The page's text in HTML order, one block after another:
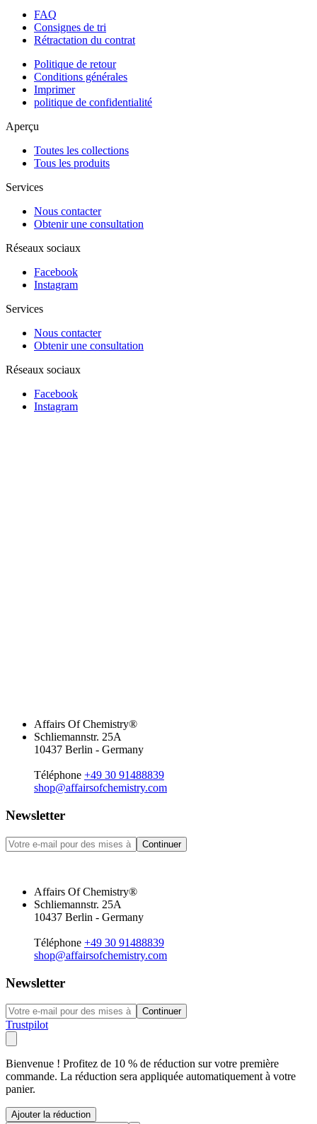
FAQ
Consignes de tri
Rétractation du contrat
Politique de retour
Conditions générales
Imprimer
politique de confidentialité
Aperçu
Toutes les collections
Tous les produits
Services
Nous contacter
Obtenir une consultation
Réseaux sociaux
Facebook
Instagram
Services
Nous contacter
Obtenir une consultation
Réseaux sociaux
Facebook
Instagram
Affairs Of Chemistry®
Schliemannstr. 25A
10437 Berlin - Germany
Téléphone +49 30 91488839
shop@affairsofchemistry.com
Newsletter
Continuer
Affairs Of Chemistry®
Schliemannstr. 25A
10437 Berlin - Germany
Téléphone +49 30 91488839
shop@affairsofchemistry.com
Newsletter
Continuer
Trustpilot
Bienvenue ! Profitez de 10 % de réduction sur votre première
commande. La réduction sera appliquée automatiquement à votre
panier.
Ajouter la réduction